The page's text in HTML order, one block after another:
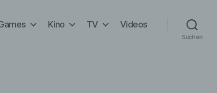
Kino TV Videos
Suchen